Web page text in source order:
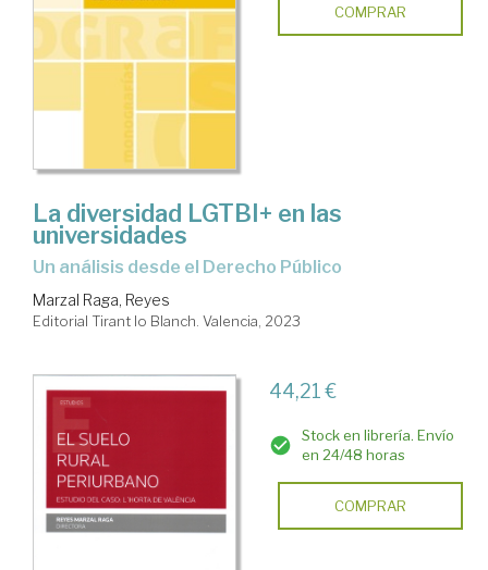
COMPRAR
La diversidad LGTBI+ en las
universidades
Un análisis desde el Derecho Público
Marzal Raga, Reyes
Editorial Tirant lo Blanch. Valencia, 2023
44,21 €
Stock en librería. Envío
en 24/48 horas
COMPRAR